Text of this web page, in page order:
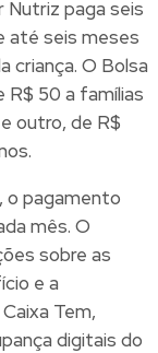
Nutriz paga seis
até seis meses
criança. O Bolsa
R$ 50 a famílias
outro, de R$
o pagamento
mês. O
sobre as
e a
Tem,
digitais do